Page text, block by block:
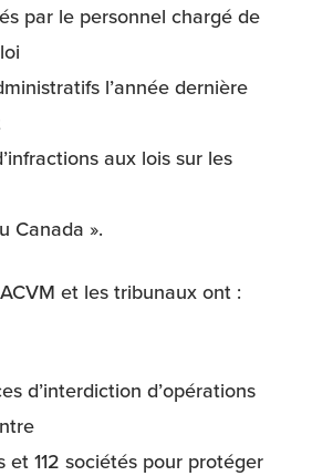
par le personnel chargé de
l’année dernière
aux lois sur les
Canada ».
et les tribunaux ont :
d’interdiction d’opérations
et 112 sociétés pour protéger